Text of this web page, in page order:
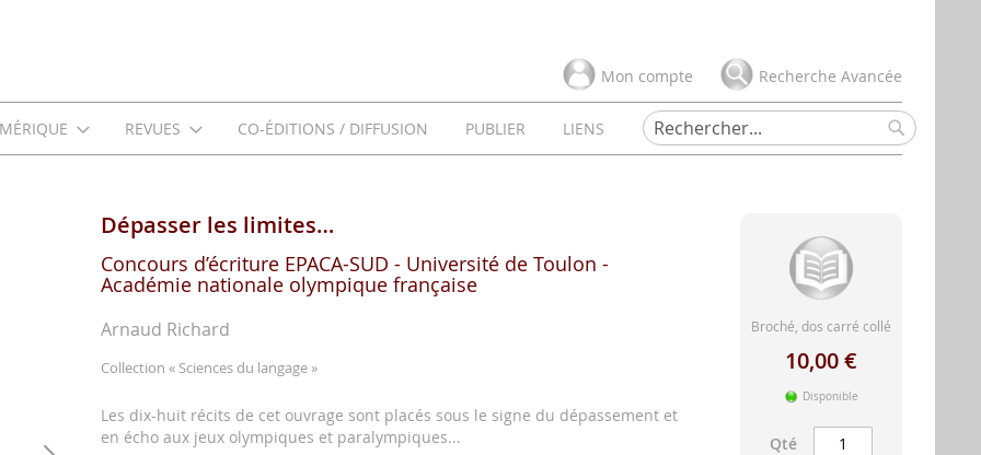
Mon compte Recherche Avancée
REVUES CO-ÉDITIONS / DIFFUSION PUBLIER
LIENS
Rechercher
Rechercher
Dépasser les limites…
Concours d’écriture EPACA-SUD - Université de Toulon -
Académie nationale olympique française
Arnaud Richard
Collection « Sciences du langage »
Les dix-huit récits de cet ouvrage sont placés sous le signe du dépassement et
en écho aux jeux olympiques et paralympiques...
Broché, dos carré collé
10,00 €
Disponible
Qté